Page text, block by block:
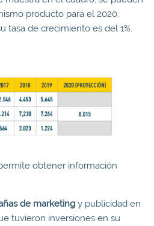
producto para el 2020,
tasa de crecimiento es del 1%.
obtener información
de marketing y publicidad en
tuvieron inversiones en su